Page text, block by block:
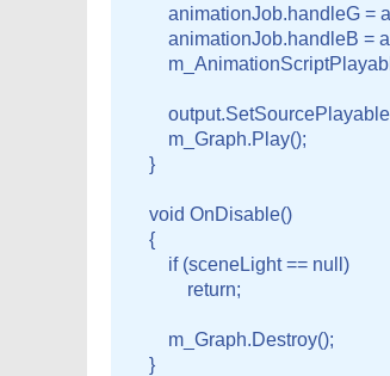
animationJob.handleG
animationJob.handleB
        m_Graph.Play();
    }
    void OnDisable()
    {
        if (sceneLight == null)
            return;
        m_Graph.Destroy();
    }